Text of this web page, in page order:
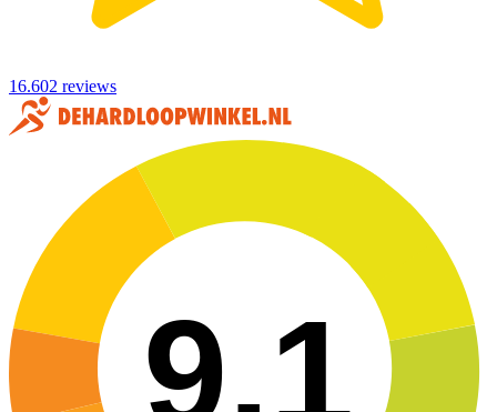
16.602 reviews
9,1